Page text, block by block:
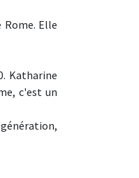
Elle
Katharine
c'est un